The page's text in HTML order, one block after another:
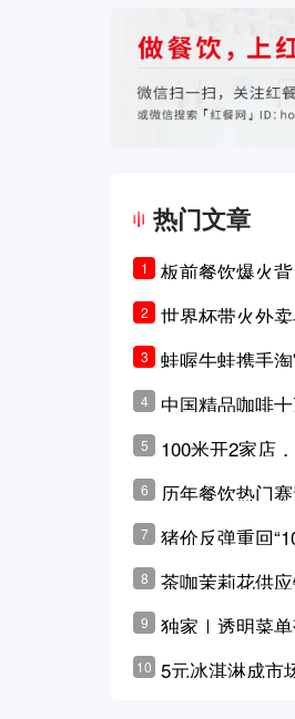
热门文章
1
板前餐饮爆火
是徒有其表的
2
世界杯带火外
涨超5成，巴西
3
蛙喔牛蛙携手
4
中国精品咖啡
ner、M Stand
实？
5
100米开2家店
6
历年餐饮热门
7
猪价反弹重回
原奶价格现回暖
8
茶咖茉莉花供
横州花价冲破50
9
独家｜透明菜
学林公布未来10
10 5元冰淇淋成市